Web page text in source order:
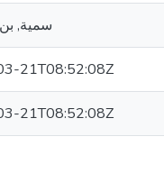
سمية,
21T08:52:08Z
21T08:52:08Z